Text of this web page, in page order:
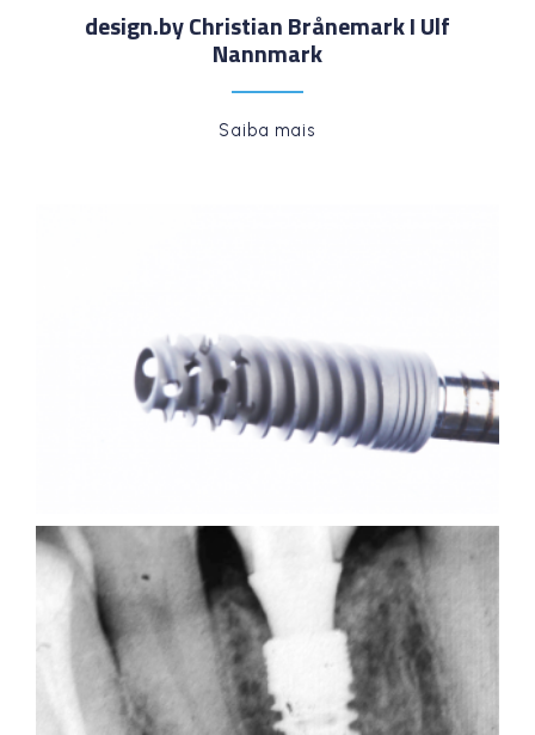
design.by Christian Brånemark I Ulf
Nannmark
Saiba mais